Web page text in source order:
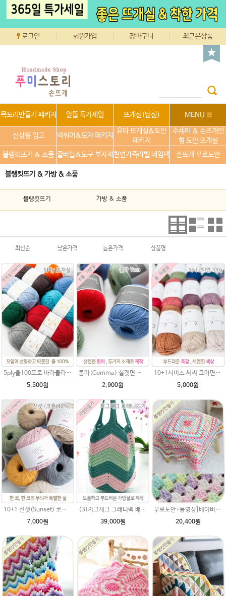
로그인 회원가입 장바구니 최근본상품
목도리만들기 패키지 알뜰 특가세일 뜨개실(털실) MENU
신상품 입고 넥워머&모자 패키지
유아 뜨개실&도안
패키지
수세미 & 손뜨개인
형 도안 뜨개실
블랭킷뜨기 & 소품 줄바늘&도구 부자재 천연가죽라벨 네임텍 손뜨개 무료도안
블랭킷뜨기 & 가방 & 소품
블랭킷뜨기 가방 & 소품
최신순 낮은가격 높은가격 상품명
5ply울100프로 바라클라바뜨개질 5플라이 고급뜨개실 90g (울 100%) 제일모직 생산 얇은굵기 순모사
5,500원
콤마(Comma) 실켓면 황마 주테 가방 소품 뜨개실 코바늘실 사계절
2,900원
10+1서비스 씨씨 코마면 100g 부드러운면사 뜨개실 코바늘실 여름실 뜨개질 가방실
5,000원
10+1 선셋(Sunset) 코튼실 Cotton 92% 가방실 코바늘실 사계절
7,000원
(B)지그재그 그래니백 배색 코바늘뜨기 메이크업 가방 뜨개실 뜨개질 DIY
39,000원
무료도안+동영상]베이비 그래니스퀘어 블랭킷 DIY패키지(Baby Granny Square Blanket) 태교 뜨개질 아기이불 코바늘뜨기 만들기 손뜨개 북유럽무료도안
20,400원